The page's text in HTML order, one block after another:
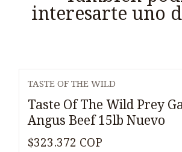
interesarte uno
TASTE OF THE WILD
Taste Of The Wild Prey
Angus Beef 15lb Nuevo
$323.372 COP